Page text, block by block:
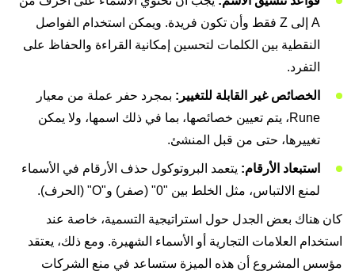
A إلى Z فقط وأن تكون فريدة. ويمكن استخدام الفواصل
النقطية بين الكلمات لتحسين إمكانية القراءة والحفاظ على
التفرد.
الخصائص غير القابلة للتغيير: بمجرد حفر عملة من معيار
Rune، يتم تعيين خصائصها، بما في ذلك اسمها، ولا يمكن
تغييرها، حتى من قبل المنشئ.
استبعاد الأرقام: يتعمد البروتوكول حذف الأرقام في الأسماء
لمنع الالتباس، مثل الخلط بين "0" (صفر) و"O" (الحرف).
كان هناك بعض الجدل حول استراتيجية التسمية، خاصة عند
استخدام العلامات التجارية أو الأسماء الشهيرة. ومع ذلك، يعتقد
مؤسس المشروع أن هذه الميزة ستساعد في منع الشركات